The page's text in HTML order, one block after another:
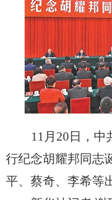
11 月 20 日，中
行纪念胡耀邦同志
平、蔡奇、李希等